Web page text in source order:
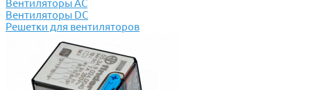
Вентиляторы АС
Вентиляторы DC
Решетки для вентиляторов